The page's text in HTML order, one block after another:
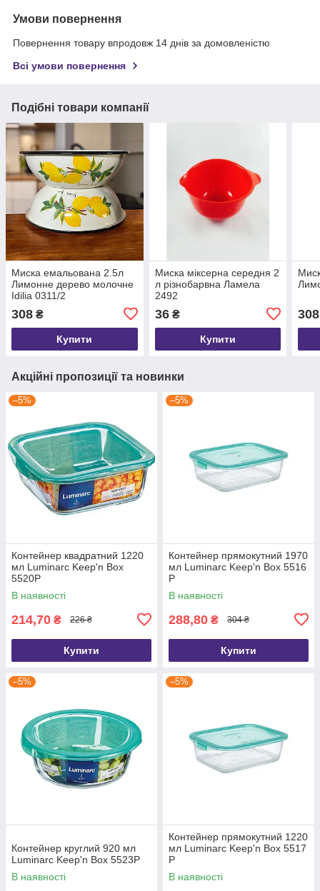
Умови повернення
Повернення товару впродовж 14 днів за домовленістю
Всі умови повернення
Подібні товари компанії
Миска емальована 2.5л
Лимонне дерево молочне
Idilia 0311/2
308 ₴
Купити
Миска міксерна середня 2
л різнобарвна Ламела
2492
36₴
Купити
308
Акційні пропозиції та новинки
–5%
Контейнер квадратний 1220
мл Luminarc Keep'n Box
5520P
В наявності
214,70 ₴ 226 ₴
Купити
–5%
Контейнер прямокутний 1970
мл Luminarc Keep'n Box 5516
P
В наявності
288,80 ₴ 304 ₴
Купити
–5%
Контейнер круглий 920 мл
Luminarc Keep'n Box 5523P
В наявності
–5%
Контейнер прямокутний 1220
мл Luminarc Keep'n Box 5517
P
В наявності